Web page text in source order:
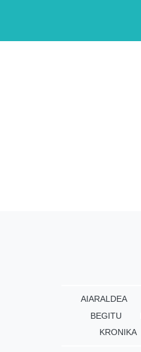
AIARALDEA
BEGITU
KRONIKA